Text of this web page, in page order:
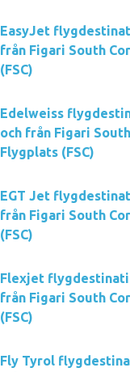
EasyJet
från Figari South
(FSC)
Edelweiss
och från Figari
Flygplats (FSC)
EGT Jet
från Figari South
(FSC)
Flexjet
från Figari South
(FSC)
Fly Tyrol